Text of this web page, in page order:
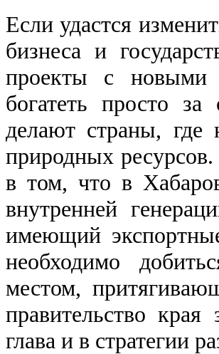
Если удастся
бизнеса и
проекты с новыми
богатеть просто
делают страны, где
природных ресурсов.
в том, что в
внутренней
имеющий
необходимо
местом,
правительство
глава и в стратегии